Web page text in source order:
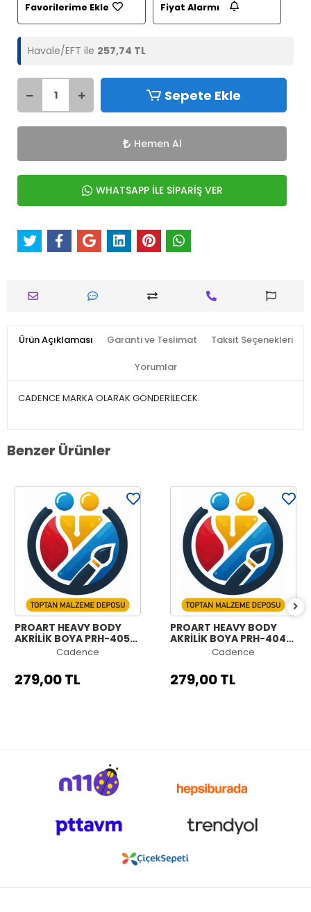
Favorilerime Ekle Fiyat Alarmı
Havale/EFT ile 257,74 TL
Sepete Ekle
Hemen Al
WHATSAPP İLE SİPARİŞ VER
Ürün Açıklaması Garanti ve Teslimat Taksit Seçenekleri
Yorumlar
CADENCE MARKA OLARAK GÖNDERİLECEK.
Benzer Ürünler
PROART HEAVY BODY
AKRİLİK BOYA PRH-405
YEŞİL 120MLCadence
279,00 TL
PROART HEAVY BODY
AKRİLİK BOYA PRH-404
MAVİ 120MLCadence
279,00 TL